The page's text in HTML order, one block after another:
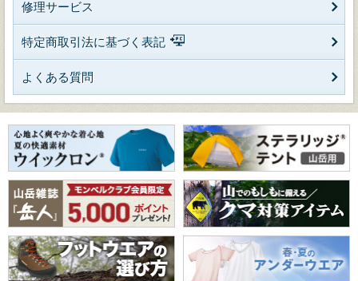
修理サービス
特定商取引法に基づく表記
よくある質問